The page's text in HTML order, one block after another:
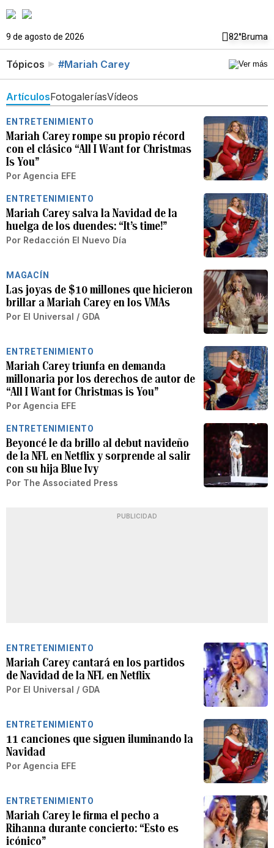
9 de agosto de 2026 82°Bruma
Tópicos #Mariah Carey
ArtículosFotogaleríasVídeos
ENTRETENIMIENTO
Mariah Carey rompe su propio récord
con el clásico “All I Want for Christmas
Is You”
Por Agencia EFE
ENTRETENIMIENTO
Mariah Carey salva la Navidad de la
huelga de los duendes: “It’s time!”
Por Redacción El Nuevo Día
MAGACÍN
Las joyas de $10 millones que hicieron
brillar a Mariah Carey en los VMAs
Por El Universal / GDA
ENTRETENIMIENTO
Mariah Carey triunfa en demanda
millonaria por los derechos de autor de
“All I Want for Christmas is You”
Por Agencia EFE
ENTRETENIMIENTO
Beyoncé le da brillo al debut navideño
de la NFL en Netflix y sorprende al salir
con su hija Blue Ivy
Por The Associated Press
PUBLICIDAD
ENTRETENIMIENTO
Mariah Carey cantará en los partidos
de Navidad de la NFL en Netflix
Por El Universal / GDA
ENTRETENIMIENTO
11 canciones que siguen iluminando la
Navidad
Por Agencia EFE
ENTRETENIMIENTO
Mariah Carey le firma el pecho a
Rihanna durante concierto: “Esto es
icónico”